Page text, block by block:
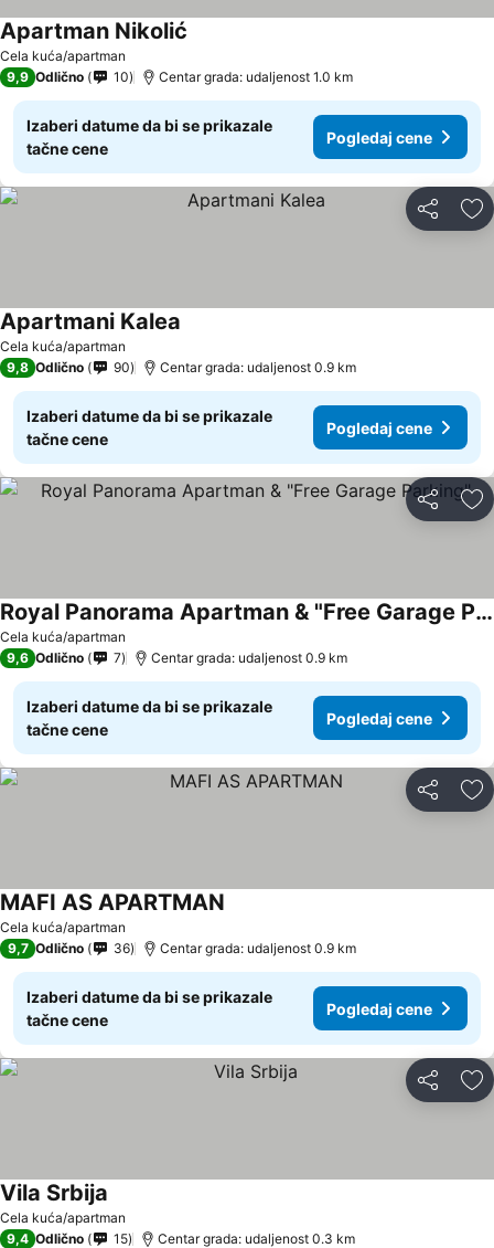
Cela kuća/apartman
Apartman Nikolić
9,9 Odlično 10 Centar grada: udaljenost 1.0 km
Izaberi datume da bi se prikazale
tačne cene
Pogledaj cene
Deli
Cela kuća/apartman
Apartmani Kalea
9,8 Odlično 90 Centar grada: udaljenost 0.9 km
Izaberi datume da bi se prikazale
tačne cene
Pogledaj cene
Deli
Cela kuća/apartman
Royal Panorama Apartman & "Free Garage Parking"
Pogledaj cene
9,6 Odlično 7 Centar grada: udaljenost 0.9 km
Izaberi datume da bi se prikazale
tačne cene
Pogledaj cene
Deli
Cela kuća/apartman
MAFI AS APARTMAN
9,7 Odlično 36 Centar grada: udaljenost 0.9 km
Izaberi datume da bi se prikazale
tačne cene
Pogledaj cene
Deli
Cela kuća/apartman
Vila Srbija
9,4 Odlično 15 Centar grada: udaljenost 0.3 km